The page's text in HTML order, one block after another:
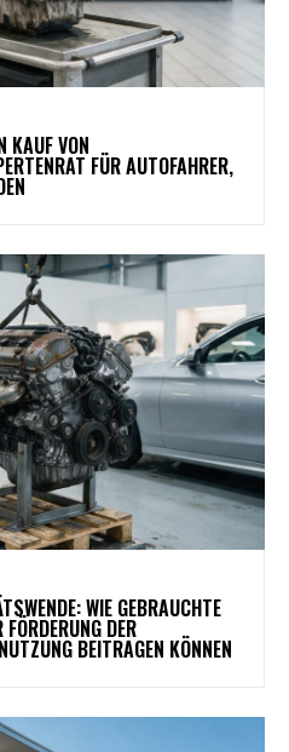
KAUF VON
FÜR AUTOFAHRER,
WIE GEBRAUCHTE
DER
BEITRAGEN KÖNNEN